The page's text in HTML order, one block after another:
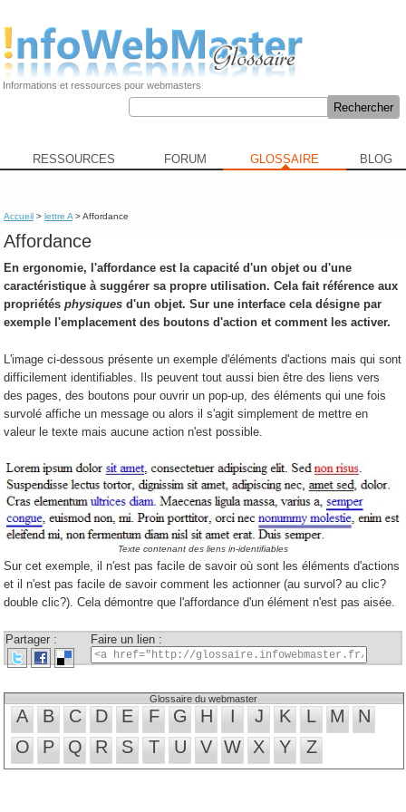
Informations et ressources pour webmasters
RESSOURCES FORUM GLOSSAIRE BLOG
Accueil >lettre A > Affordance
Affordance
En ergonomie, l'affordance est la capacité d'un objet ou d'une
caractéristique à suggérer sa propre utilisation. Cela fait référence aux
propriétésphysiques d'un objet. Sur une interface cela désigne par
exemple l'emplacement des boutons d'action et comment les activer.
L'image ci-dessous présente un exemple d'éléments d'actions mais qui sont
difficilement identifiables. Ils peuvent tout aussi bien être des liens vers
des pages, des boutons pour ouvrir un pop-up, des éléments qui une fois
survolé affiche un message ou alors il s'agit simplement de mettre en
valeur le texte mais aucune action n'est possible.
Texte contenant des liens in-identifiables
Sur cet exemple, il n'est pas facile de savoir où sont les éléments d'actions
et il n'est pas facile de savoir comment les actionner (au survol? au clic?
double clic?). Cela démontre que l'affordance d'un élément n'est pas aisée.
Partager : Faire un lien :
Glossaire du webmaster
A B C D E F G H I J K L M
N
O
P Q R S T U V W X Y Z